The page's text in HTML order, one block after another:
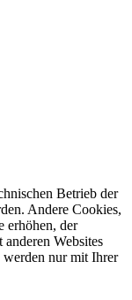
Betrieb der
Andere Cookies,
erhöhen, der
Websites
werden nur mit Ihrer